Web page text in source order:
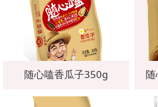
随心嗑香瓜子350g